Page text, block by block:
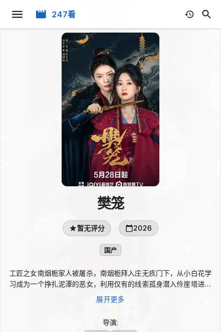
247看
樊笼
暂无评分 2026
国产
工匠之女南烟栀家人被屠杀，南烟栀拜入庄无疚门下，从小白花学
习成为一个挣扎泥潭的恶女，利用仅有的线索孤身潜入伶崖塔进行
复仇。传闻间，进入伶崖塔的人都成为了斗兽场的野兽，无一生
还。正当南烟栀以为自己孤立无援时，却看到了庄无疚作为伶崖塔
展开更多
导演: